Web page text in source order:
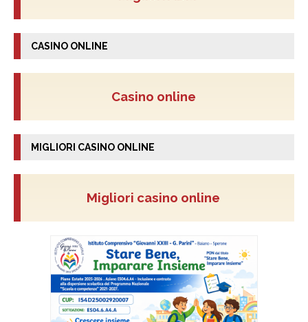
CASINO ONLINE
Casino online
MIGLIORI CASINO ONLINE
Migliori casino online